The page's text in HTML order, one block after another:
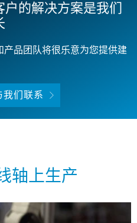
户的解决方案是我们
产品团队将很乐意为您提供建
我们联系
轴上生产